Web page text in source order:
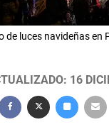
luces navideñas en
16